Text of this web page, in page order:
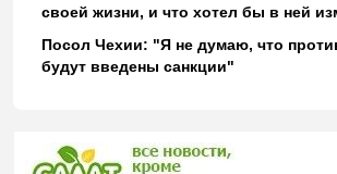
своей жизни, и что хотел бы в ней
Посол Чехии: "Я не думаю, что
будут введены санкции"